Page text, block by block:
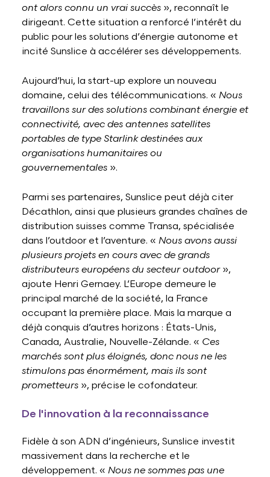
ont alors connu un vrai succès », reconnaît le
dirigeant. Cette situation a renforcé l’intérêt du
public pour les solutions d’énergie autonome et
incité Sunslice à accélérer ses développements.
Aujourd’hui, la start-up explore un nouveau
domaine, celui des télécommunications. « Nous
travaillons sur des solutions combinant énergie et
connectivité, avec des antennes satellites
portables de type Starlink destinées aux
organisations humanitaires ou
gouvernementales ».
Parmi ses partenaires, Sunslice peut déjà citer
Décathlon, ainsi que plusieurs grandes chaînes de
distribution suisses comme Transa, spécialisée
dans l’outdoor et l’aventure. « Nous avons aussi
plusieurs projets en cours avec de grands
distributeurs européens du secteur outdoor»,
ajoute Henri Gernaey. L’Europe demeure le
principal marché de la société, la France
occupant la première place. Mais la marque a
déjà conquis d’autres horizons : États-Unis,
Canada, Australie, Nouvelle-Zélande. « Ces
marchés sont plus éloignés, donc nous ne les
stimulons pas énormément, mais ils sont
prometteurs », précise le cofondateur.
De l'innovation à la reconnaissance
Fidèle à son ADN d’ingénieurs, Sunslice investit
massivement dans la recherche et le
développement. « Nous ne sommes pas une